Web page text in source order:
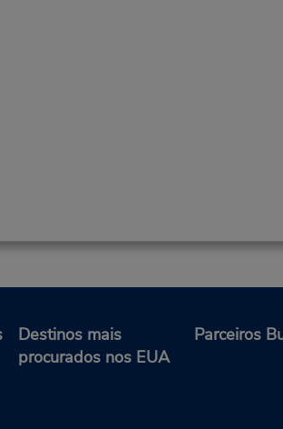
Destinos mais
procurados nos EUA
Parceiros